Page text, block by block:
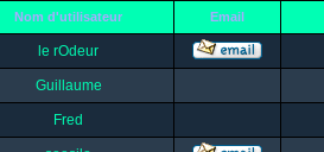
Nom d'utilisateur Email
le rOdeur
Guillaume
Fred